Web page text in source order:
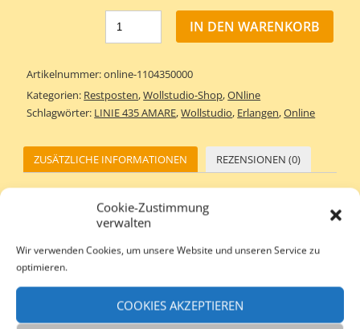
Cookie-Zustimmung
verwalten
Wir verwenden Cookies, um unsere Website und unseren Service zu
optimieren.
COOKIES AKZEPTIEREN
IN DEN WARENKORB
Artikelnummer:online-1104350000
Kategorien: Restposten,Wollstudio-Shop,ONline
Schlagwörter: LINIE 435 AMARE,Wollstudio, Erlangen,Online
ZUSÄTZLICHE INFORMATIONEN REZENSIONEN (0)
Zusätzliche Informationen
Gewicht
Nadelstärke
9,0 – 10,0 mm
50 gr – 33 m / Gr. 38 – 40 650 gr